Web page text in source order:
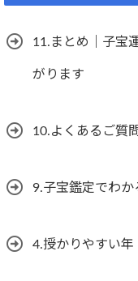
11.まとめ｜子宝
がります
10.よくあるご質
9.子宝鑑定でわか
4.授かりやすい年